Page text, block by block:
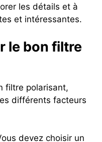
les détails et à
et intéressantes.
le bon filtre
filtre polarisant,
différents facteurs
devez choisir un